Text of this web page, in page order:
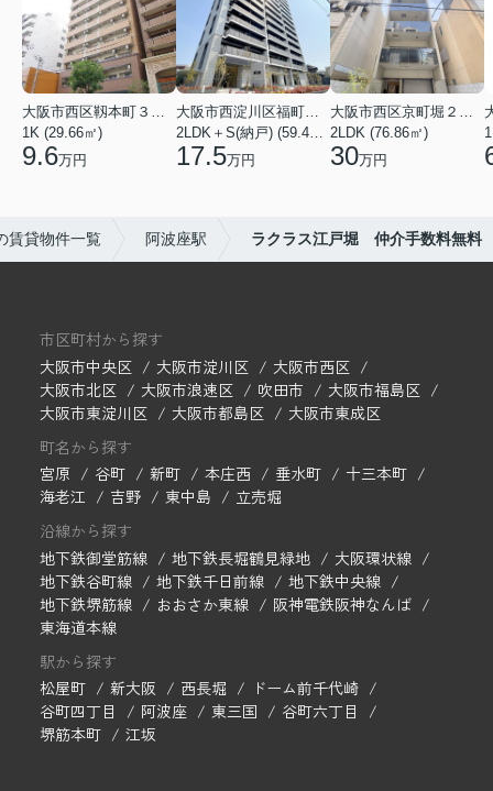
大阪市西区靱本町３丁目
1K (29.66㎡)
9.6万円
大阪市西淀川区福町２丁目
2LDK＋S(納戸) (59.48㎡)
17.5万円
大阪市西区京町堀２丁目
2LDK (76.86㎡)
30万円
賃貸物件一覧 阿波座駅 ラクラス江戸堀 仲介手数料無料
市区町村から探す
大阪市中央区
大阪市淀川区
大阪市西区
大阪市北区
大阪市浪速区 吹田市
大阪市福島区
大阪市東淀川区
大阪市都島区
大阪市東成区
町名から探す
宮原
谷町 新町 本庄西 垂水町
十三本町
海老江
吉野 東中島
立売堀
沿線から探す
地下鉄御堂筋線
地下鉄長堀鶴見緑地
大阪環状線
地下鉄谷町線
地下鉄千日前線
地下鉄中央線
地下鉄堺筋線
おおさか東線
阪神電鉄阪神なんば
東海道本線
駅から探す
松屋町
新大阪 西長堀
ドーム前千代崎
谷町四丁目
阿波座 東三国
谷町六丁目
堺筋本町
江坂